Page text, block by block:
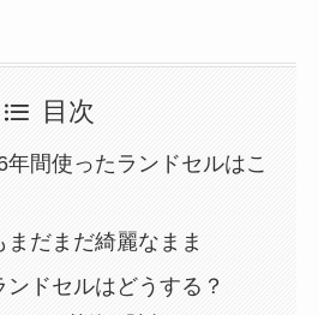
目次
年間使ったランドセルはこ
だまだ綺麗なまま
ンドセルはどうする？